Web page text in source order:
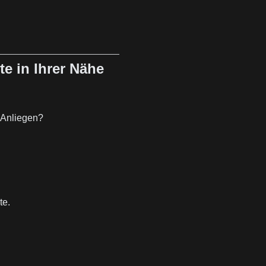
in Ihrer Nähe